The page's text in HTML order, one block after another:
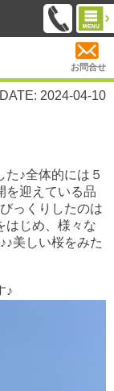
お問合せ
DATE: 2024-04-10
た♪全体的には５
を迎えている品
っくりしたのは
はじめ、様々な
美しい桜をみた
♪